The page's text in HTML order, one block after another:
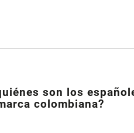
son los
colombiana?